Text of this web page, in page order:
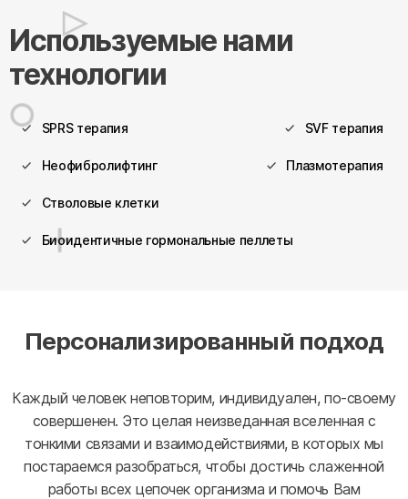
Используемые нами
технологии
SPRS терапия SVF терапия
Неофибролифтинг Плазмотерапия
Стволовые клетки
Биоидентичные гормональные пеллеты
Персонализированный подход
Каждый человек неповторим, индивидуален, по-своему
совершенен. Это целая неизведанная вселенная с
тонкими связами и взаимодействиями, в которых мы
постараемся разобраться, чтобы достичь слаженной
работы всех цепочек организма и помочь Вам